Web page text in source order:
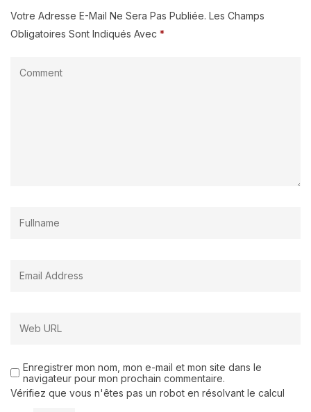
Votre Adresse E-Mail Ne Sera Pas Publiée. Les Champs
Obligatoires Sont Indiqués Avec *
Enregistrer mon nom, mon e-mail et mon site dans le
navigateur pour mon prochain commentaire.
Vérifiez que vous n'êtes pas un robot en résolvant le calcul